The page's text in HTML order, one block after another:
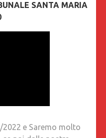
SANTA MARIA
e Saremo molto